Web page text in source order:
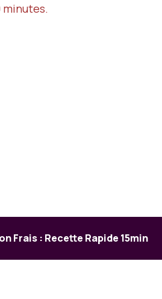
Frais : Recette Rapide 15min